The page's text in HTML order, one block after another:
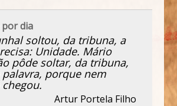
dia
soltou, da tribuna, a
Unidade. Mário
pôde soltar, da tribuna,
porque nem
Artur Portela Filho